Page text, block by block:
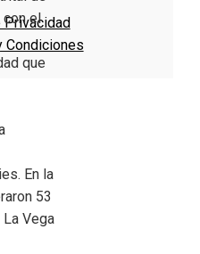
Condiciones
el
que
En la
53
Vega